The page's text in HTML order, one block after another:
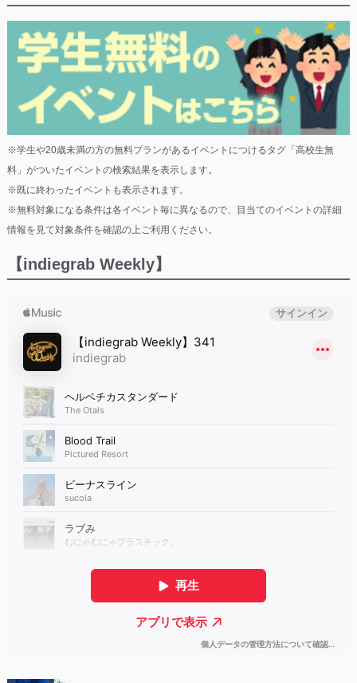
※学生や20歳未満の方の無料プランがあるイベントにつけるタグ「高校生無
料」がついたイベントの検索結果を表示します。
※既に終わったイベントも表示されます。
※無料対象になる条件は各イベント毎に異なるので、目当てのイベントの詳細
情報を見て対象条件を確認の上ご利用ください。
【indiegrab Weekly】